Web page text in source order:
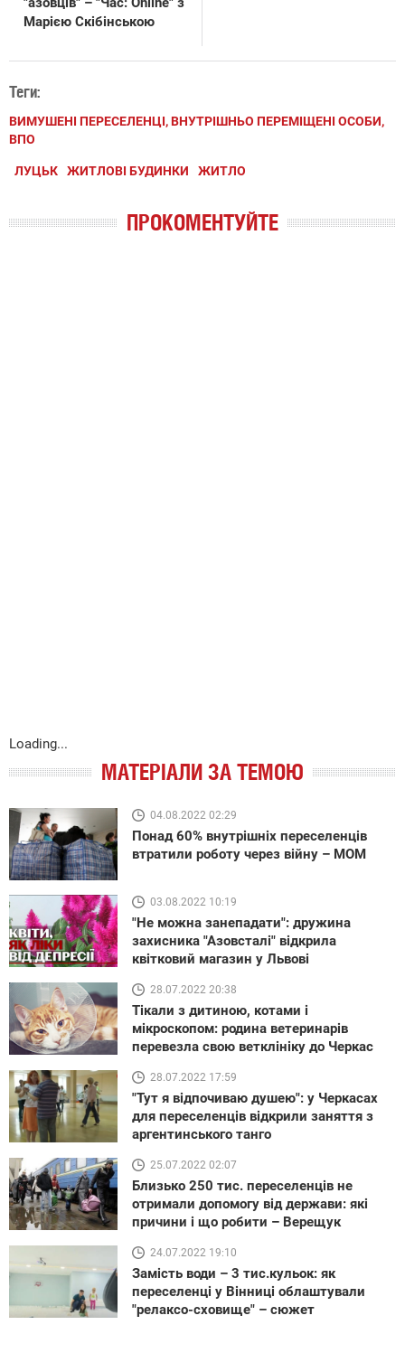
Марією Скібінською
Теги:
ВИМУШЕНІ ПЕРЕСЕЛЕНЦІ, ВНУТРІШНЬО ПЕРЕМІЩЕНІ ОСОБИ,
ВПО
ЛУЦЬК ЖИТЛОВІ БУДИНКИ ЖИТЛО
ПРОКОМЕНТУЙТЕ
Loading...
МАТЕРІАЛИ ЗА ТЕМОЮ
04.08.2022 02:29
Понад 60% внутрішніх переселенців
втратили роботу через війну – МОМ
03.08.2022 10:19
"Не можна занепадати": дружина
захисника "Азовсталі" відкрила
квітковий магазин у Львові
28.07.2022 20:38
Тікали з дитиною, котами і
мікроскопом: родина ветеринарів
перевезла свою ветклініку до Черкас
28.07.2022 17:59
"Тут я відпочиваю душею": у Черкасах
для переселенців відкрили заняття з
аргентинського танго
25.07.2022 02:07
Близько 250 тис. переселенців не
отримали допомогу від держави: які
причини і що робити – Верещук
24.07.2022 19:10
Замість води – 3 тис.кульок: як
переселенці у Вінниці облаштували
"релаксо-сховище" – сюжет